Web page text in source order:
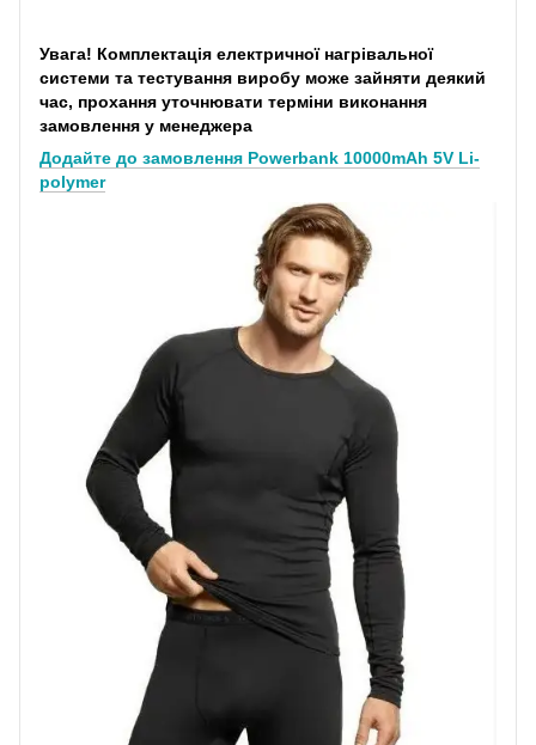
Увага! Комплектація електричної нагрівальної
системи та тестування виробу може зайняти деякий
час, прохання уточнювати терміни виконання
замовлення у менеджера
Додайте до замовлення Powerbank 10000mAh 5V Li-
polymer